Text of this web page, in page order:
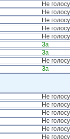
Не
Не
Не
Не
Не
За
За
Не
За
Не
Не
Не
Не
Не
Не